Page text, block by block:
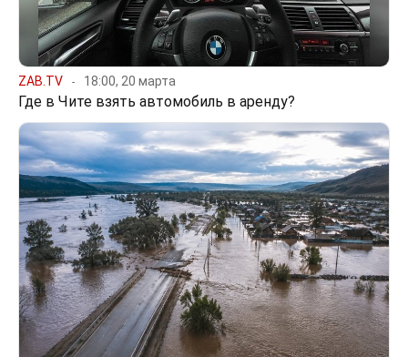
ZAB.TV 18:00, 20 марта
Где в Чите взять автомобиль в аренду?